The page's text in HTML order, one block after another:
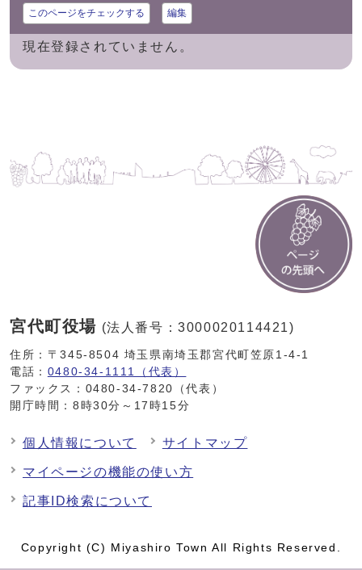
このページをチェックする 編集
現在登録されていません。
宮代町役場 (法人番号：3000020114421)
住所：〒345-8504 埼玉県南埼玉郡宮代町笠原1-4-1
電話： 0480-34-1111（代表）
ファックス：0480-34-7820（代表）
開庁時間：8時30分～17時15分
個人情報について サイトマップ
マイページの機能の使い方
記事ID検索について
Copyright (C) Miyashiro Town All Rights Reserved.